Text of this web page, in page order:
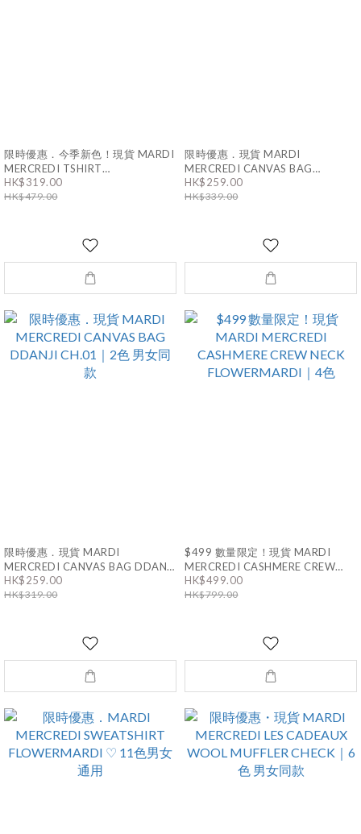
限時優惠．今季新色！現貨 MARDI
MERCREDI TSHIRT
FLOWERMARDI BLOSSOM｜6色
男女同款
HK$319.00
HK$479.00
限時優惠．現貨 MARDI
MERCREDI CANVAS BAG
FLOWER｜5色 男女同款
HK$259.00
HK$339.00
限時優惠．現貨 MARDI
MERCREDI CANVAS BAG DDANJI
CH.01｜2色 男女同款
HK$259.00
HK$319.00
$499 數量限定！現貨 MARDI
MERCREDI CASHMERE CREW
NECK FLOWERMARDI｜4色
HK$499.00
HK$799.00